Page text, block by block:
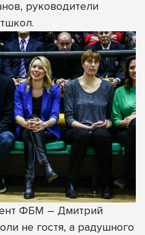
руководители
ФБМ – Дмитрий
не гостя, а радушного